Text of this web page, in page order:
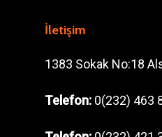
İletişim
1383 Sokak No:18
Telefon: 0(232) 463